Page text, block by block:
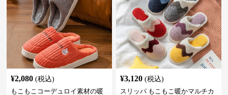
¥2,080 (税込)
もこもこコーデュロイ素材の暖
¥3,120 (税込)
スリッパ もこもこ暖かマルチカ